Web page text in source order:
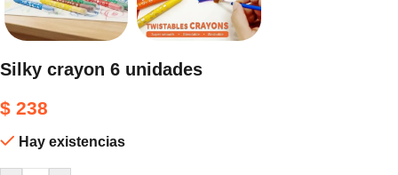
Silky crayon 6 unidades
$ 238
Hay existencias